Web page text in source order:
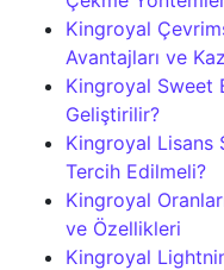
Kingroyal
Avantajları ve
Kingroyal Sweet
Geliştirilir?
Kingroyal Lisans
Tercih Edilmeli?
Kingroyal
ve Özellikleri
Kingroyal